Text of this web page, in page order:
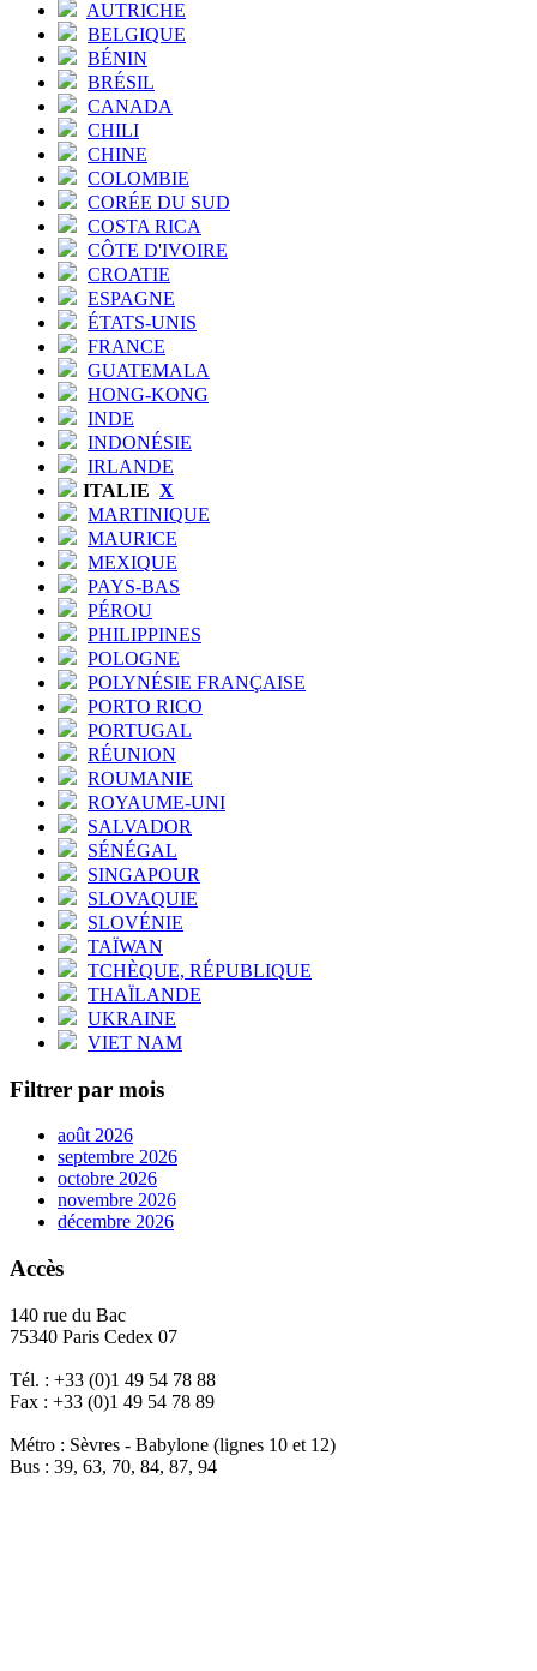
AUTRICHE
BELGIQUE
BÉNIN
BRÉSIL
CANADA
CHILI
CHINE
COLOMBIE
CORÉE DU SUD
COSTA RICA
CÔTE D'IVOIRE
CROATIE
ESPAGNE
ÉTATS-UNIS
FRANCE
GUATEMALA
HONG-KONG
INDE
INDONÉSIE
IRLANDE
ITALIE X
MARTINIQUE
MAURICE
MEXIQUE
PAYS-BAS
PÉROU
PHILIPPINES
POLOGNE
POLYNÉSIE FRANÇAISE
PORTO RICO
PORTUGAL
RÉUNION
ROUMANIE
ROYAUME-UNI
SALVADOR
SÉNÉGAL
SINGAPOUR
SLOVAQUIE
SLOVÉNIE
TAÏWAN
TCHÈQUE, RÉPUBLIQUE
THAÏLANDE
UKRAINE
VIET NAM
Filtrer par mois
août 2026
septembre 2026
octobre 2026
novembre 2026
décembre 2026
Accès
140 rue du Bac
75340 Paris Cedex 07
Tél. : +33 (0)1 49 54 78 88
Fax : +33 (0)1 49 54 78 89
Métro : Sèvres - Babylone (lignes 10 et 12)
Bus : 39, 63, 70, 84, 87, 94